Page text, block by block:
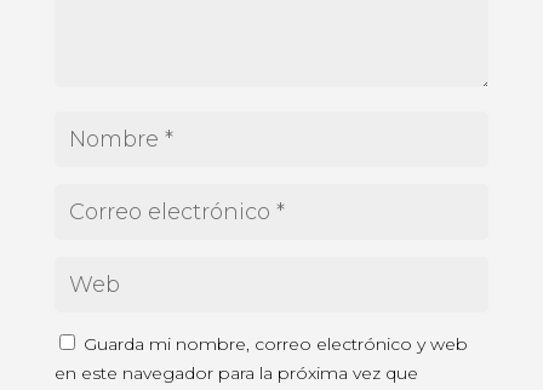
Guarda mi nombre, correo electrónico y web
en este navegador para la próxima vez que